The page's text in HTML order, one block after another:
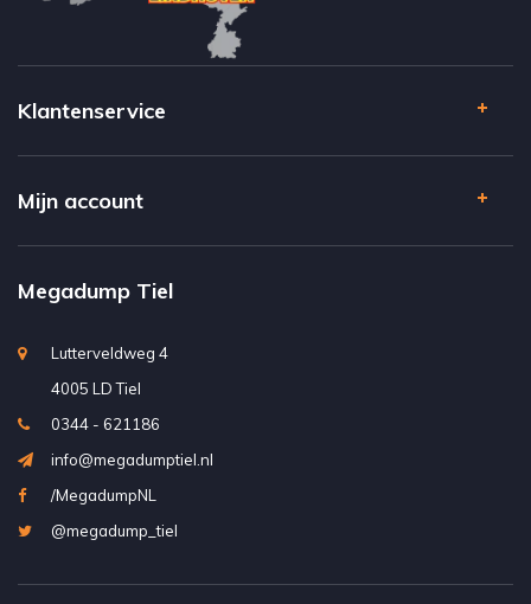
Klantenservice
Mijn account
Megadump Tiel
Lutterveldweg 4
4005 LD Tiel
0344 - 621186
info@megadumptiel.nl
/MegadumpNL
@megadump_tiel